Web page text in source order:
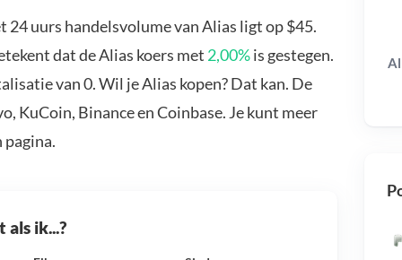
24 uurs handelsvolume van Alias ligt op $45.
dat de Alias koers met 2,00%is gestegen.
van 0. Wil je Alias kopen? Dat kan. De
KuCoin, Binance en Coinbase. Je kunt meer
pagina.
als ik...?